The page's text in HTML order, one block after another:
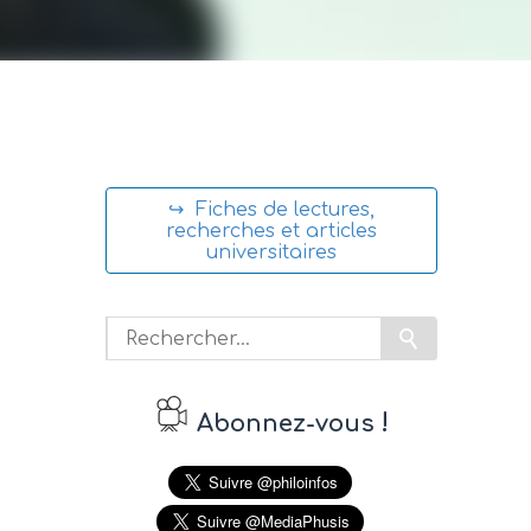
↪ Fiches de lectures,
recherches et articles
universitaires
Abonnez-vous !